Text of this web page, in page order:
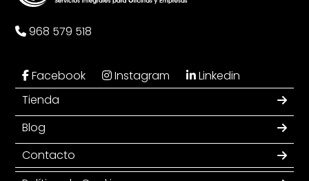
968 579 518
Facebook Instagram
Linkedin
Tienda
Blog
Contacto